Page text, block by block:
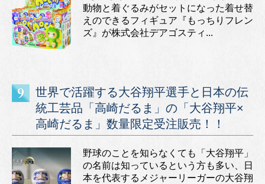
動物と着ぐるみがセットになった着せ替
えのできるフィギュア『もっちりフレン
ズ』が株式会社デアゴスティ...
世界で活躍する大谷翔平選手と日本の伝
統工芸品「高崎だるま」の「大谷翔平×
高崎だるま」数量限定受注販売！！
野球のことを知らなくても「大谷翔平」
の名前は知っているという方も多い、日
本を代表するメジャーリーガーの大谷翔